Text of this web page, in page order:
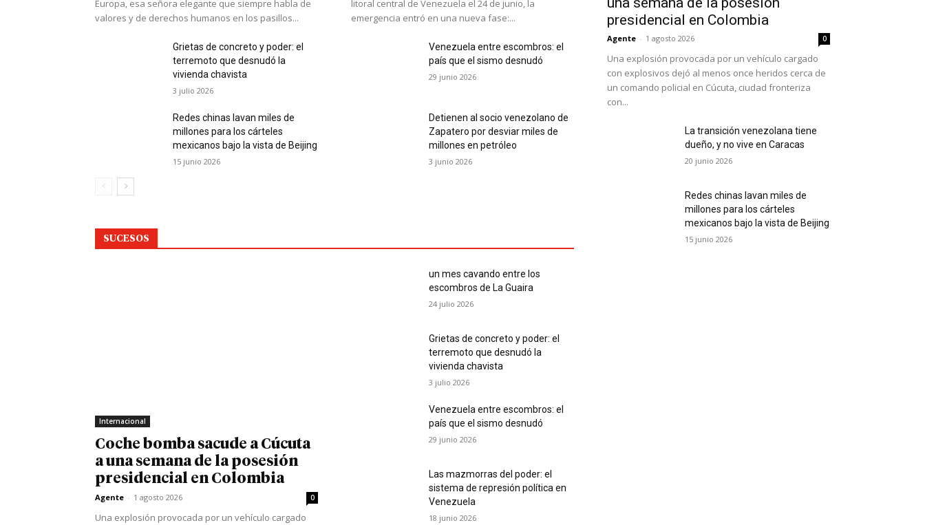
Europa, esa señora elegante que siempre habla de
valores y de derechos humanos en los pasillos...
litoral central de Venezuela el 24 de junio, la
emergencia entró en una nueva fase:...
Grietas de concreto y poder: el
terremoto que desnudó la
vivienda chavista
3 julio 2026
Venezuela entre escombros: el
país que el sismo desnudó
29 junio 2026
Redes chinas lavan miles de
millones para los cárteles
mexicanos bajo la vista de Beijing
15 junio 2026
Detienen al socio venezolano de
Zapatero por desviar miles de
millones en petróleo
3 junio 2026
SUCESOS
Internacional
Coche bomba sacude a Cúcuta
a una semana de la posesión
presidencial en Colombia
Agente - 1 agosto 2026 0
Una explosión provocada por un vehículo cargado
un mes cavando entre los
escombros de La Guaira
24 julio 2026
Grietas de concreto y poder: el
terremoto que desnudó la
vivienda chavista
3 julio 2026
Venezuela entre escombros: el
país que el sismo desnudó
29 junio 2026
Las mazmorras del poder: el
sistema de represión política en
Venezuela
18 junio 2026
presidencial en Colombia
Agente - 1 agosto 2026 0
Una explosión provocada por un vehículo cargado
con explosivos dejó al menos once heridos cerca de
un comando policial en Cúcuta, ciudad fronteriza
con...
La transición venezolana tiene
dueño, y no vive en Caracas
20 junio 2026
Redes chinas lavan miles de
millones para los cárteles
mexicanos bajo la vista de Beijing
15 junio 2026